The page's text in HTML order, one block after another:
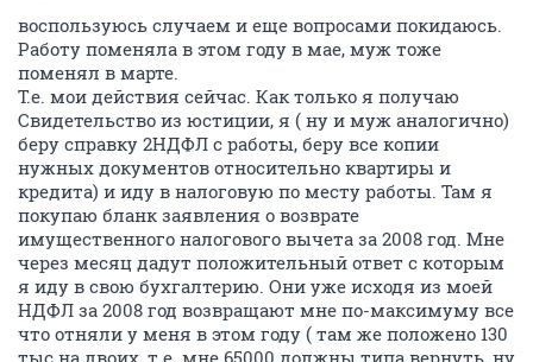
воспользуюсь случаем и еще вопросами покидаюсь.
Работу поменяла в этом году в мае, муж тоже
поменял в марте.
Т.е. мои действия сейчас. Как только я получаю
Свидетельство из юстиции, я ( ну и муж аналогично)
беру справку 2НДФЛ с работы, беру все копии
нужных документов относительно квартиры и
кредита) и иду в налоговую по месту работы. Там я
покупаю бланк заявления о возврате
имущественного налогового вычета за 2008 год. Мне
через месяц дадут положительный ответ с которым
я иду в свою бухгалтерию. Они уже исходя из моей
НДФЛ за 2008 год возвращают мне по-максимуму все
что отняли у меня в этом году ( там же положено 130
тыс на двоих, т.е. мне 65000 должны типа вернуть, ну